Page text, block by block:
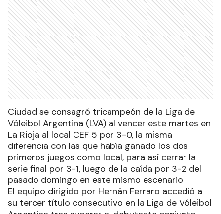
Ciudad se consagró tricampeón de la Liga de
Vóleibol Argentina (LVA) al vencer este martes en
La Rioja al local CEF 5 por 3-0, la misma
diferencia con las que había ganado los dos
primeros juegos como local, para así cerrar la
serie final por 3-1, luego de la caída por 3-2 del
pasado domingo en este mismo escenario.
El equipo dirigido por Hernán Ferraro accedió a
su tercer título consecutivo en la Liga de Vóleibol